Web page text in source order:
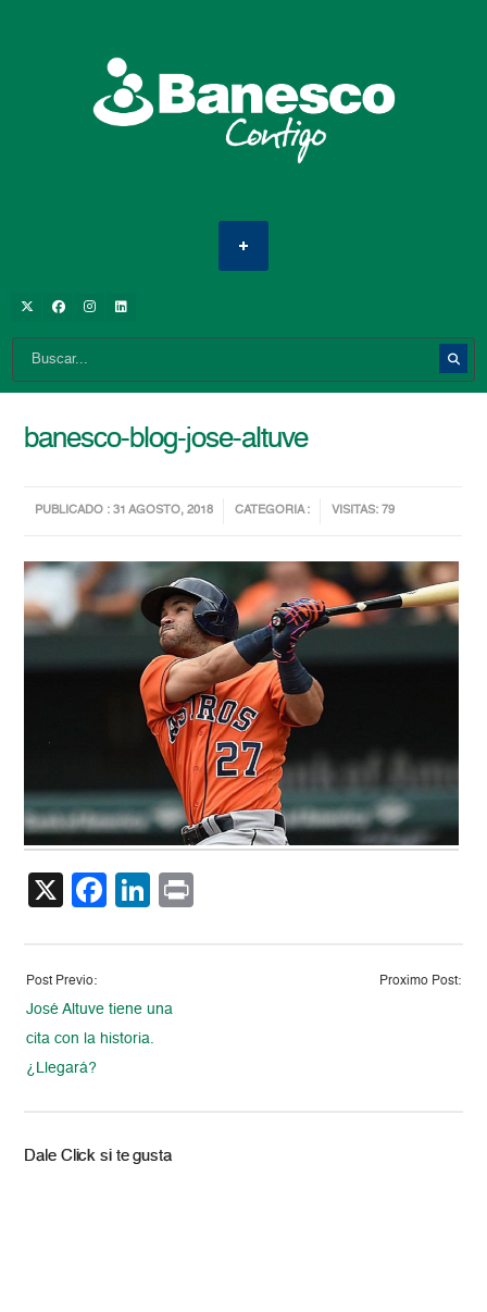
banesco-blog-jose-altuve
PUBLICADO : 31 AGOSTO, 2018 CATEGORIA : VISITAS: 79
X Facebook
LinkedIn
Post Previo:
José Altuve tiene una
cita con la historia.
¿Llegará?
Proximo Post:
Dale Click si te gusta